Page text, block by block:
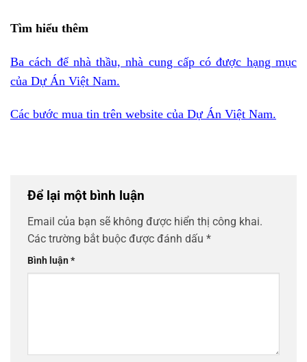
Tìm hiểu thêm
Ba cách để nhà thầu, nhà cung cấp có được hạng mục
của Dự Án Việt Nam.
Các bước mua tin trên website của Dự Án Việt Nam.
Để lại một bình luận
Email của bạn sẽ không được hiển thị công khai.
Các trường bắt buộc được đánh dấu *
Bình luận*